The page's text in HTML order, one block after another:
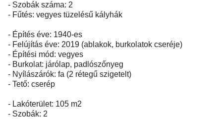
- Szobák száma: 2
- Fűtés: vegyes tüzelésű kályhák
- Építés éve: 1940-es
- Felújítás éve: 2019 (ablakok, burkolatok cseréje)
- Építési mód: vegyes
- Burkolat: járólap, padlószőnyeg
- Nyílászárók: fa (2 rétegű szigetelt)
- Tető: cserép
- Lakóterület: 105 m2
- Szobák: 2